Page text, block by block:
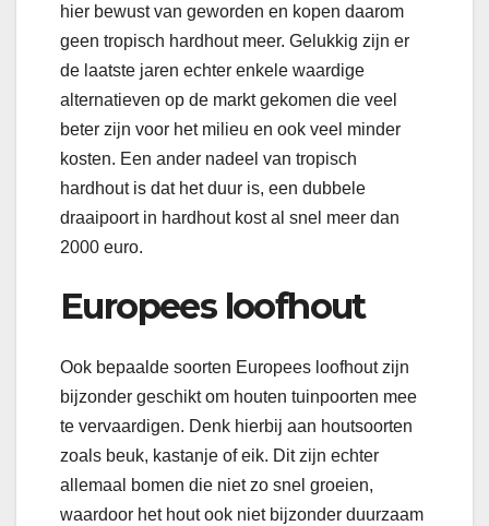
hier bewust van geworden en kopen daarom
geen tropisch hardhout meer. Gelukkig zijn er
de laatste jaren echter enkele waardige
alternatieven op de markt gekomen die veel
beter zijn voor het milieu en ook veel minder
kosten. Een ander nadeel van tropisch
hardhout is dat het duur is, een dubbele
draaipoort in hardhout kost al snel meer dan
2000 euro.
Europees loofhout
Ook bepaalde soorten Europees loofhout zijn
bijzonder geschikt om houten tuinpoorten mee
te vervaardigen. Denk hierbij aan houtsoorten
zoals beuk, kastanje of eik. Dit zijn echter
allemaal bomen die niet zo snel groeien,
waardoor het hout ook niet bijzonder duurzaam